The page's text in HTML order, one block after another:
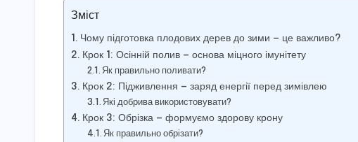
Зміст
Чому підготовка плодових дерев до зими — це важливо?
Крок 1: Осінній полив — основа міцного імунітету
Як правильно поливати?
Крок 2: Підживлення — заряд енергії перед зимівлею
Які добрива використовувати?
Крок 3: Обрізка — формуємо здорову крону
Як правильно обрізати?